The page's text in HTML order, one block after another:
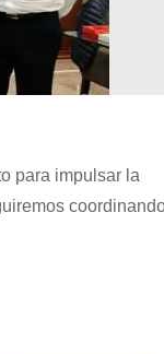
para impulsar la